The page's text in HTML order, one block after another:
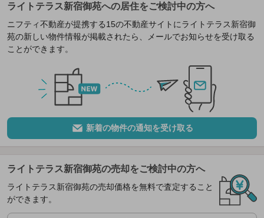
ライトテラス新宿御苑への居住をご検討中の方へ
ニフティ不動産が提携する15の不動産サイトにライトテラス新宿御
苑の新しい物件情報が掲載されたら、メールでお知らせを受け取る
ことができます。
新着の物件の通知を受け取る
ライトテラス新宿御苑の売却をご検討中の方へ
ライトテラス新宿御苑の売却価格を無料で査定すること
ができます。